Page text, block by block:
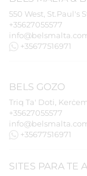
550 West, St.Paul's
+35627055577
+35677516971
BELS GOZO
Triq Ta' Doti,
+35627055577
+35677516971
SITES PARA TE